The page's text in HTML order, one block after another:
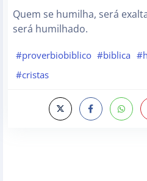
Quem se humilha, será
será humilhado.
#proverbiobiblico #biblica
#cristas